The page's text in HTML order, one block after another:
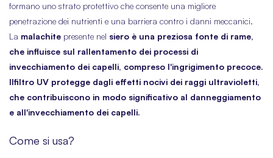
formano uno strato protettivo che consente una migliore
penetrazione dei nutrienti e una barriera contro i danni meccanici.
La malachite presente nel siero è una preziosa fonte di rame,
che influisce sul rallentamento dei processi di
invecchiamento dei capelli, compreso l'ingrigimento precoce.
Ilfiltro UV protegge dagli effetti nocivi dei raggi ultravioletti,
che contribuiscono in modo significativo al danneggiamento
e all'invecchiamento dei capelli.
Come si usa?